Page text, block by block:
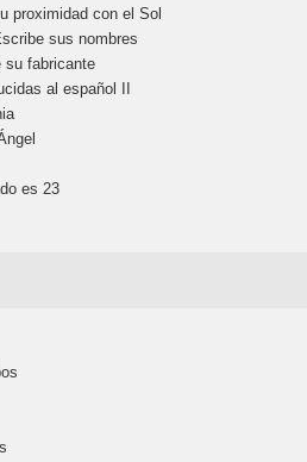
proximidad con el Sol
sus nombres
su fabricante
al español II
es 23